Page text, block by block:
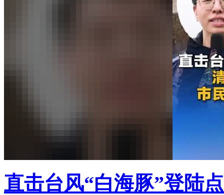
直击台风“白海豚”登陆